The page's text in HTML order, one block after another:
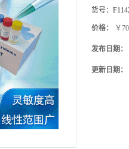
货号：
价格： ￥
发布日期：
更新日期：